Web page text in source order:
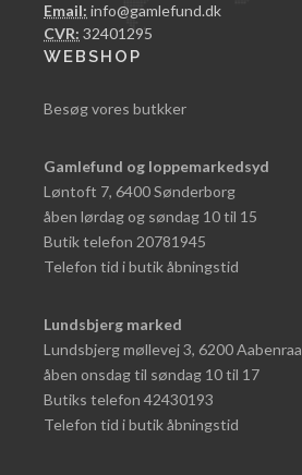
Email: info@gamlefund.dk
CVR: 32401295
WEBSHOP
Besøg vores butkker
Gamlefund og loppemarkedsyd
Løntoft 7, 6400 Sønderborg
åben lørdag og søndag 10 til 15
Butik telefon 20781945
Telefon tid i butik åbningstid
Lundsbjerg marked
Lundsbjerg møllevej 3, 6200 Aabenraa
åben onsdag til søndag 10 til 17
Butiks telefon 42430193
Telefon tid i butik åbningstid